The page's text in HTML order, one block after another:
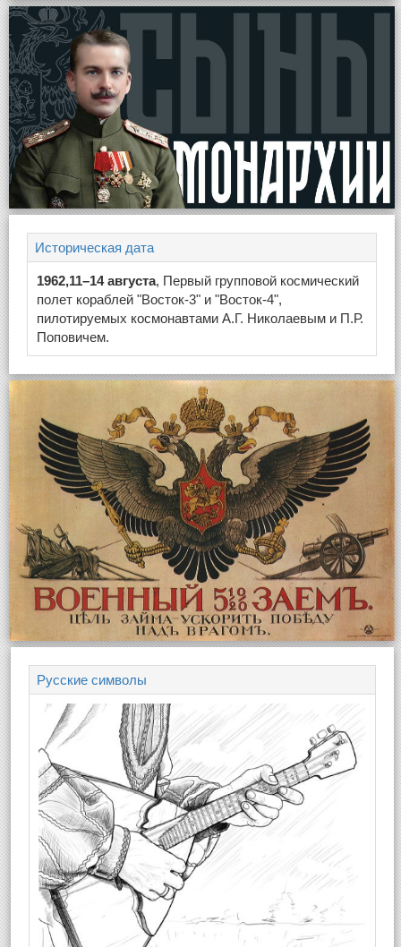
Историческая дата
1962,11–14 августа, Первый групповой космический
полет кораблей "Восток-3" и "Восток-4",
пилотируемых космонавтами А.Г. Николаевым и П.Р.
Поповичем.
Русские символы